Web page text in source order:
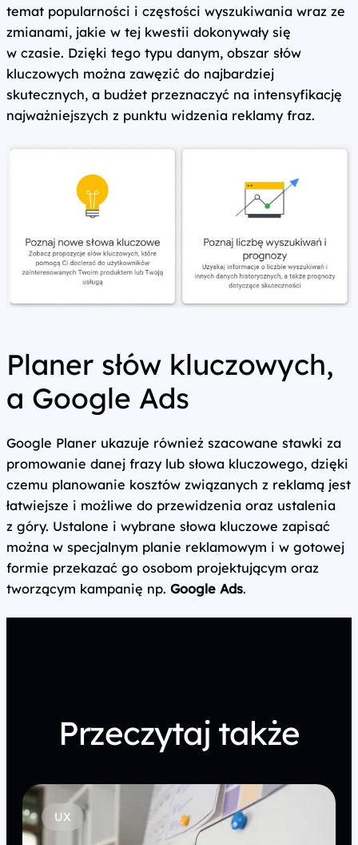
temat popularności i częstości wyszukiwania wraz ze
zmianami, jakie w tej kwestii dokonywały się
w czasie. Dzięki tego typu danym, obszar słów
kluczowych można zawęzić do najbardziej
skutecznych, a budżet przeznaczyć na intensyfikację
najważniejszych z punktu widzenia reklamy fraz.
Planer słów kluczowych,
a Google Ads
Google Planer ukazuje również szacowane stawki za
promowanie danej frazy lub słowa kluczowego, dzięki
czemu planowanie kosztów związanych z reklamą jest
łatwiejsze i możliwe do przewidzenia oraz ustalenia
z góry. Ustalone i wybrane słowa kluczowe zapisać
można w specjalnym planie reklamowym i w gotowej
formie przekazać go osobom projektującym oraz
tworzącym kampanię np. Google Ads.
Przeczytaj także
UX